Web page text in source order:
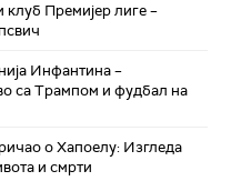
Премијер лиге –
Инфантина –
са Трампом и фудбал на
о Хапоелу: Изгледа
и смрти